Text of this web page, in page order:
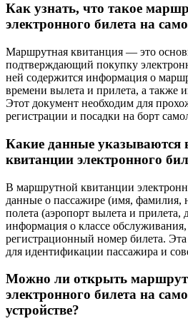
Как узнать, что такое
электронного билета на
Маршрутная квитанция — это
подтверждающий покупку
ней содержится информация о
времени вылета и прилета, а также
Этот документ необходим для
регистрации и посадки на борт
Какие данные указываются
квитанции электронного
В маршрутной квитанции
данные о пассажире (имя, фамилия,
полета (аэропорт вылета и прилета,
информация о классе
регистрационный номер билета.
для идентификации пассажира и
Можно ли открыть
электронного билета на
устройстве?